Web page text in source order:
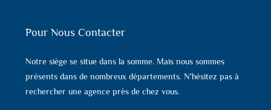
Pour Nous Contacter
Notre siège se situe dans la somme. Mais nous sommes
présents dans de nombreux départements. N'hésitez pas à
rechercher une agence près de chez vous.